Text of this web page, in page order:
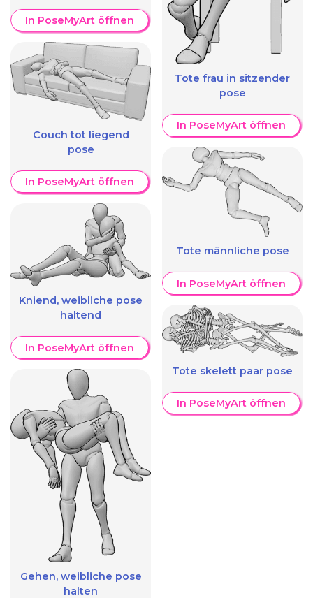
In PoseMyArt öffnen
Couch tot liegend
pose
In PoseMyArt öffnen
Kniend, weibliche pose
haltend
In PoseMyArt öffnen
Gehen, weibliche pose
halten
Tote frau in sitzender
pose
In PoseMyArt öffnen
Tote männliche pose
In PoseMyArt öffnen
Tote skelett paar pose
In PoseMyArt öffnen